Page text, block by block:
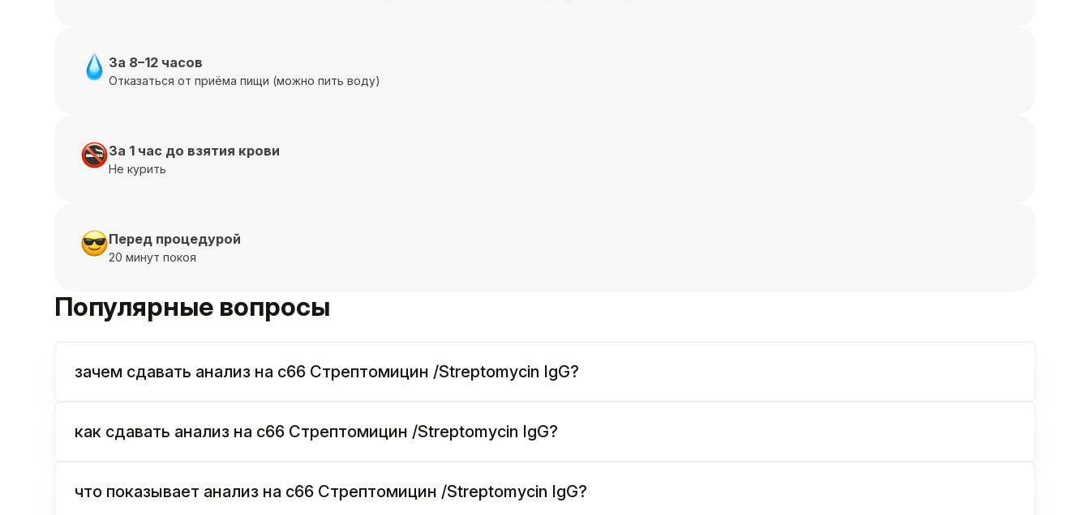
За 8–12 часов
Отказаться от приёма пищи (можно пить воду)
За 1 час до взятия крови
Не курить
Перед процедурой
20 минут покоя
Популярные вопросы
зачем сдавать анализ на c66 Стрептомицин /Streptomycin IgG?
как сдавать анализ на c66 Стрептомицин /Streptomycin IgG?
что показывает анализ на c66 Стрептомицин /Streptomycin IgG?